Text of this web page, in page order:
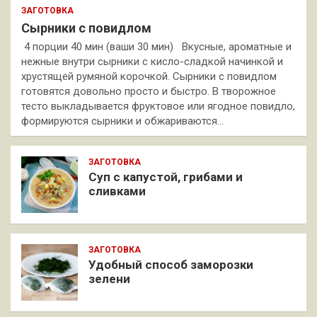
ЗАГОТОВКА
Сырники с повидлом
4 порции 40 мин (ваши 30 мин) Вкусные, ароматные и
нежные внутри сырники с кисло-сладкой начинкой и
хрустящей румяной корочкой. Сырники с повидлом
готовятся довольно просто и быстро. В творожное
тесто выкладывается фруктовое или ягодное повидло,
формируются сырники и обжариваются…
ЗАГОТОВКА
Суп с капустой, грибами и
сливками
ЗАГОТОВКА
Удобный способ заморозки
зелени